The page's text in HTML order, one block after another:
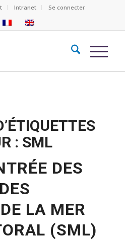
Intranet Se connecter
: SML
DES
LA MER
(SML)